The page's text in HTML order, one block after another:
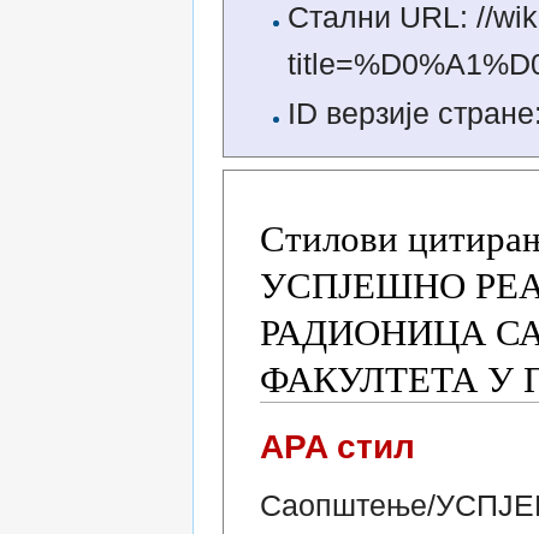
Стални URL: //
ID верзије
Стилови
УСПЈЕШНО
РАДИОНИЦА
ФАКУЛТЕТА У
APA стил
Саопштење/